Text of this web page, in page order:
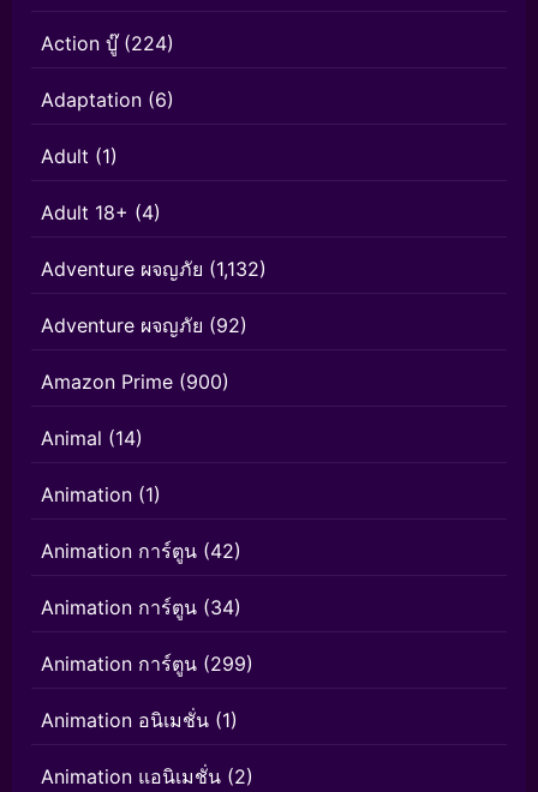
Action บู๊(224)
Adaptation (6)
Adult (1)
Adult 18+ (4)
Adventure ผจญภัย (1,132)
Adventure ผจญภัย (92)
Amazon Prime (900)
Animal (14)
Animation (1)
Animation การ์ตูน (42)
Animation การ์ตูน (34)
Animation การ์ตูน (299)
Animation อนิเมชั่น (1)
Animation แอนิเมชั่น (2)